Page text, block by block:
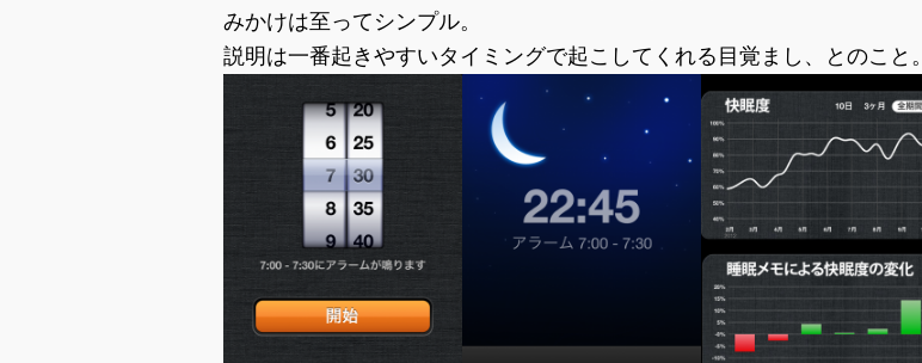
みかけは至ってシンプル。
説明は一番起きやすいタイミングで起こしてくれる目覚まし、とのこと。